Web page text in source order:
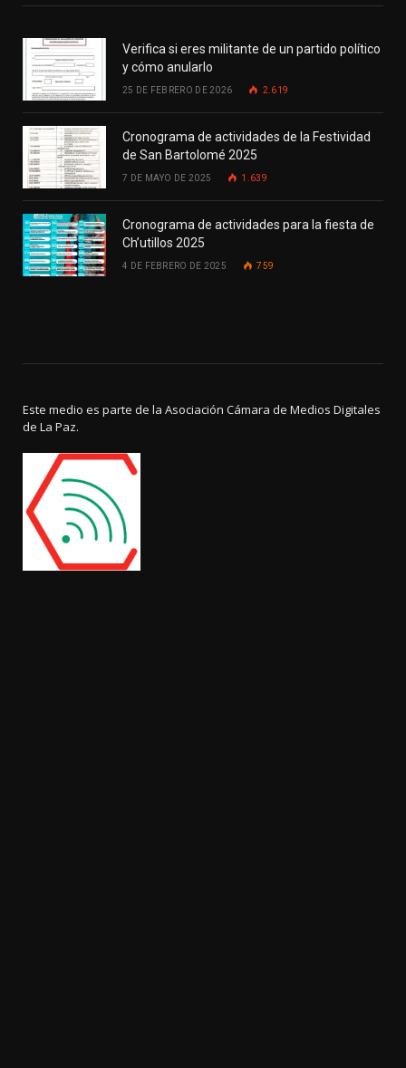
Verifica si eres militante de un partido político
y cómo anularlo
25 DE FEBRERO DE 2026 2.619
Cronograma de actividades de la Festividad
de San Bartolomé 2025
7 DE MAYO DE 2025 1.639
Cronograma de actividades para la fiesta de
Ch’utillos 2025
4 DE FEBRERO DE 2025 759
Este medio es parte de la Asociación Cámara de Medios Digitales
de La Paz.